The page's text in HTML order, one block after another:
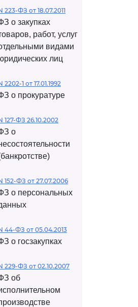
223-ФЗ от 18.07.2011
о закупках
работ, услуг
видами
лиц
2202-1 от 17.01.1992
о прокуратуре
127-ФЗ 26.10.2002
о
152-ФЗ от 27.07.2006
о персональных
44-ФЗ от 05.04.2013
о госзакупках
229-ФЗ от 02.10.2007
об